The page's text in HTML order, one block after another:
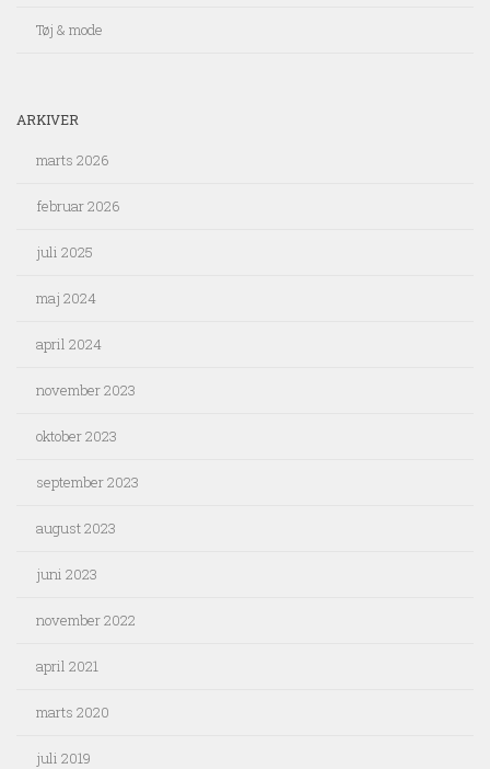
Tøj & mode
ARKIVER
marts 2026
februar 2026
juli 2025
maj 2024
april 2024
november 2023
oktober 2023
september 2023
august 2023
juni 2023
november 2022
april 2021
marts 2020
juli 2019